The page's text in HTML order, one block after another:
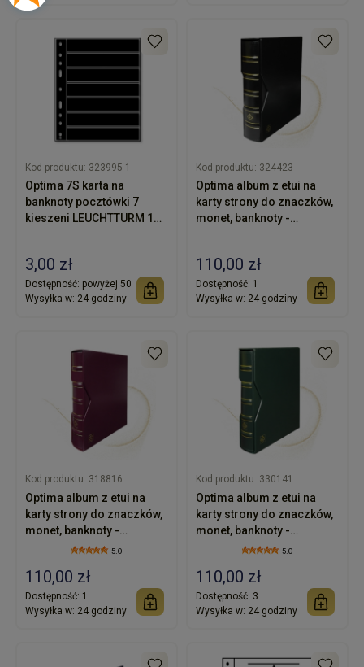
Kod produktu: 323995-1
Optima 7S karta na
banknoty pocztówki 7
kieszeni LEUCHTTURM 1
3,00 zł
Dostępność: powyżej 50
Wysyłka w: 24 godziny
Kod produktu: 324423
Optima album z etui na
karty strony do znaczków,
monet, banknoty -
110,00 zł
Dostępność: 1
Wysyłka w: 24 godziny
Kod produktu: 318816
Optima album z etui na
karty strony do znaczków,
monet, banknoty -
LEUCHTTURM - bordo
5.0
110,00 zł
Dostępność: 1
Wysyłka w: 24 godziny
Kod produktu: 330141
Optima album z etui na
karty strony do znaczków,
monet, banknoty -
LEUCHTTURM - zielony
5.0
110,00 zł
Dostępność: 3
Wysyłka w: 24 godziny